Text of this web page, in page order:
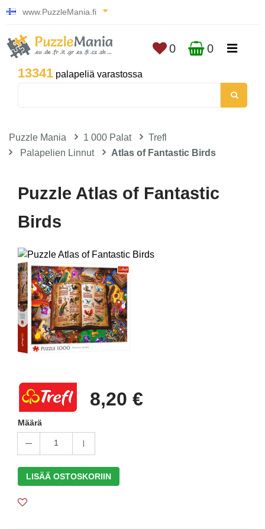
www.PuzzleMania.fi
13341 palapeliä varastossa
0 0
Puzzle Mania 1 000 Palat
Trefl
Palapelien Linnut
Atlas of Fantastic Birds
Puzzle Atlas of Fantastic
Birds
8,20 €
Määrä
1
LISÄÄ OSTOSKORIIN